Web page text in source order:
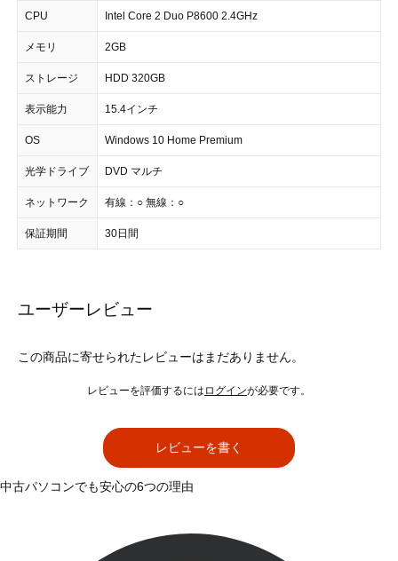
CPU Intel Core 2 Duo P8600 2.4GHz
メモリ 2GB
ストレージ HDD 320GB
表示能力 15.4インチ
OS Windows 10 Home Premium
光学ドライブ DVD マルチ
ネットワーク 有線：○ 無線：○
保証期間 30日間
ユーザーレビュー
この商品に寄せられたレビューはまだありません。
レビューを評価するには ログインが必要です。
レビューを書く
中古パソコンでも安心の6つの理由